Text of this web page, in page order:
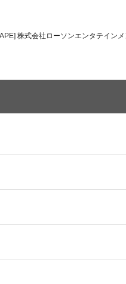
株式会社ローソンエンタテイン